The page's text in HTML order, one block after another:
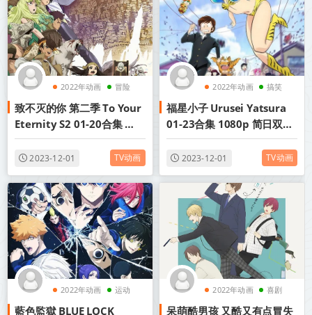
2022年动画 冒险
奇幻
致不灭的你 第二季 To Your
Eternity S2 01-20合集 简
繁日语字幕 720P MP4 2022
年十月新番
2023-12-01 TV动画
2022年动画 搞笑
福星小子 Urusei Yatsura
01-23合集 1080p 简日双语
2022十月新番
2023-12-01 TV动画
2022年动画 运动
藍色監獄 BLUE LOCK
2022年动画 喜剧
呆萌酷男孩 又酷又有点冒失